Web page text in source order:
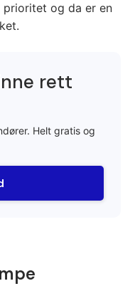
prioritet og da er en
rett
Helt gratis og